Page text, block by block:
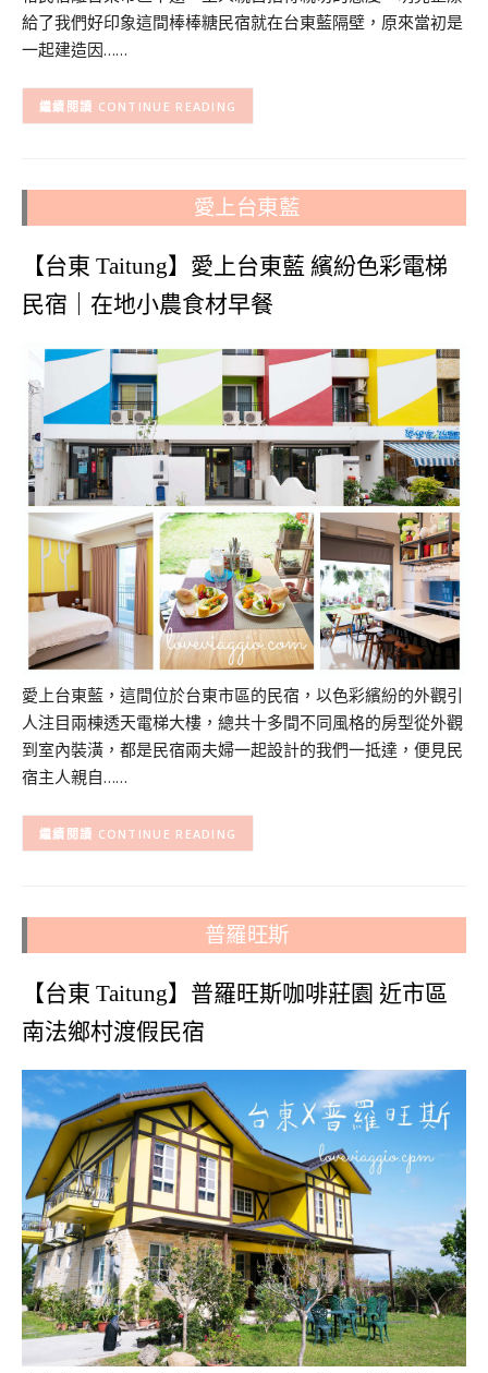
給了我們好印象這間棒棒糖民宿就在台東藍隔壁，原來當初是
一起建造因……
CONTINUE READING
愛上台東藍
【台東 Taitung】愛上台東藍 繽紛色彩電梯
民宿｜在地小農食材早餐
愛上台東藍，這間位於台東市區的民宿，以色彩繽紛的外觀引
人注目兩棟透天電梯大樓，總共十多間不同風格的房型從外觀
到室內裝潢，都是民宿兩夫婦一起設計的我們一抵達，便見民
宿主人親自……
CONTINUE READING
普羅旺斯
【台東 Taitung】普羅旺斯咖啡莊園 近市區
南法鄉村渡假民宿